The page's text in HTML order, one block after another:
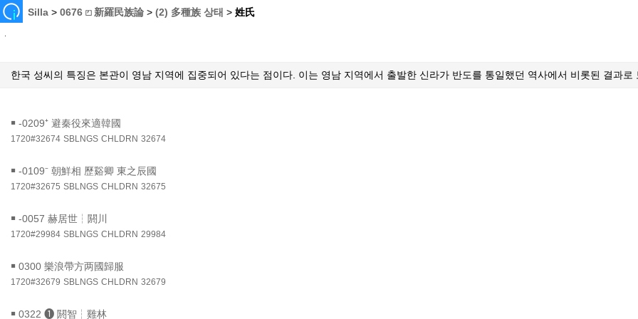
Silla >0676 ⏍ 新羅民族論 >(2) 多種族 상태 >姓氏
한국 성씨의 특징은 본관이 영남 지역에 집중되어 있다는 점이다. 이는 영남 지역에서 출발한 신라가 반도를 통일했던 역사에서 비롯된 결과로
￭ -0209⁺ 避秦役來適韓國
1720#32674 SBLNGS CHLDRN 32674
￭ -0109⁻ 朝鮮相 歷谿卿 東之辰國
1720#32675 SBLNGS CHLDRN 32675
￭ -0057 赫居世┆閼川
1720#29984 SBLNGS CHLDRN 29984
￭ 0300 樂浪帶方两國歸服
1720#32679 SBLNGS CHLDRN 32679
￭ 0322 ❶ 閼智┆雞林